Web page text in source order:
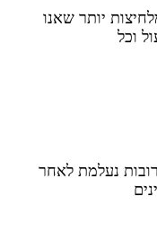
יותר שאנו
וכל
נעלמת לאחר